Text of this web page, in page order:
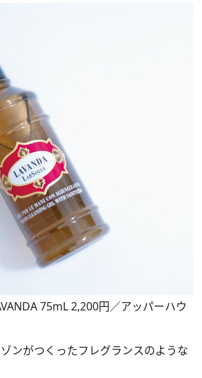
75mL 2,200円／アッパーハウ
ンがつくったフレグランスのような